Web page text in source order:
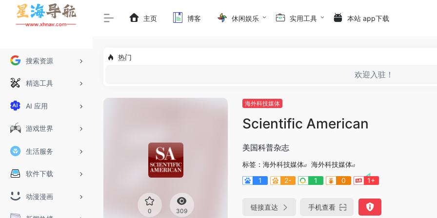
搜索资源
精选工具
AI 应用
游戏世界
生活服务
软件下载
动漫漫画
主页 博客 休闲娱乐 实用工具 本站 app下载
热门
欢迎入驻！
0 309
海外科技媒体
Scientific American
美国科普杂志
标签： 海外科技媒体
海外科技媒体
1
2- 1 0 1+
链接直达 手机查看